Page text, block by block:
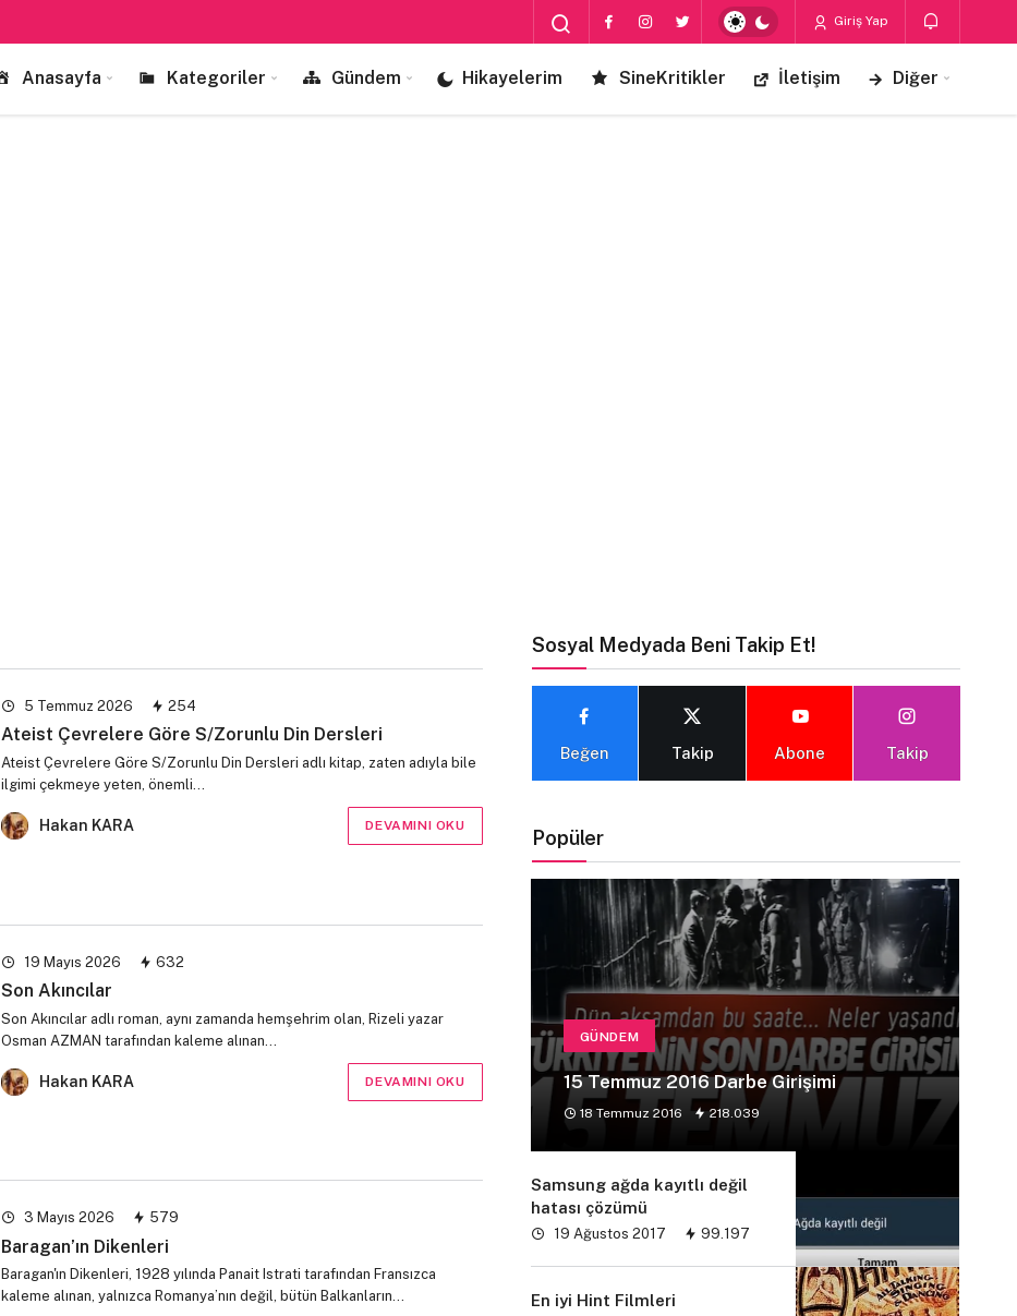
Giriş Yap
Anasayfa Kategoriler Gündem Hikayelerim SineKritikler İletişim Diğer
5 Temmuz 2026 254
Ateist Çevrelere Göre S/Zorunlu Din Dersleri
Ateist Çevrelere Göre S/Zorunlu Din Dersleri adlı kitap, zaten adıyla bile
ilgimi çekmeye yeten, önemli…
Hakan KARA DEVAMINI OKU
19 Mayıs 2026 632
Son Akıncılar
Son Akıncılar adlı roman, aynı zamanda hemşehrim olan, Rizeli yazar
Osman AZMAN tarafından kaleme alınan…
Hakan KARA DEVAMINI OKU
3 Mayıs 2026 579
Baragan’ın Dikenleri
Baragan'ın Dikenleri, 1928 yılında Panait Istrati tarafından Fransızca
kaleme alınan, yalnızca Romanya’nın değil, bütün Balkanların…
Sosyal Medyada Beni Takip Et!
Beğen Takip Abone Takip
Popüler
GÜNDEM
15 Temmuz 2016 Darbe Girişimi
18 Temmuz 2016 218.039
Samsung ağda kayıtlı değil
hatası çözümü
19 Ağustos 2017 99.197
En iyi Hint Filmleri